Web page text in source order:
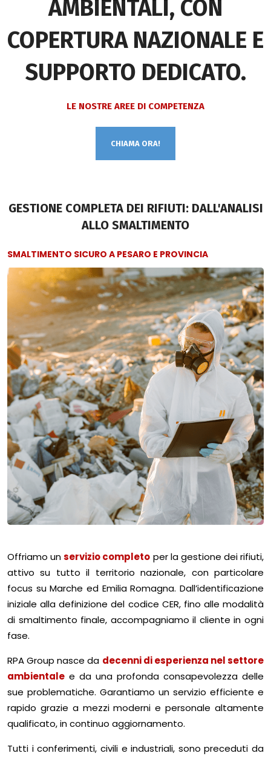
AMBIENTALI, CON
COPERTURA NAZIONALE E
SUPPORTO DEDICATO.
LE NOSTRE AREE DI COMPETENZA
CHIAMA ORA!
GESTIONE COMPLETA DEI RIFIUTI: DALL'ANALISI
ALLO SMALTIMENTO
SMALTIMENTO SICURO A PESARO E PROVINCIA
Offriamo unservizio completo per la gestione dei rifiuti,
attivo su tutto il territorio nazionale, con particolare
focus su Marche ed Emilia Romagna. Dall’identificazione
iniziale alla definizione del codice CER, fino alle modalità
di smaltimento finale, accompagniamo il cliente in ogni
fase.
RPA Group nasce da decenni di esperienza nel settore
ambientale e da una profonda consapevolezza delle
sue problematiche. Garantiamo un servizio efficiente e
rapido grazie a mezzi moderni e personale altamente
qualificato, in continuo aggiornamento.
Tutti i conferimenti, civili e industriali, sono preceduti da